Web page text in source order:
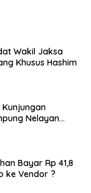
Wakil Jaksa
Khusus Hashim
Nelayan
Bayar Rp 41,8
ke Vendor ?